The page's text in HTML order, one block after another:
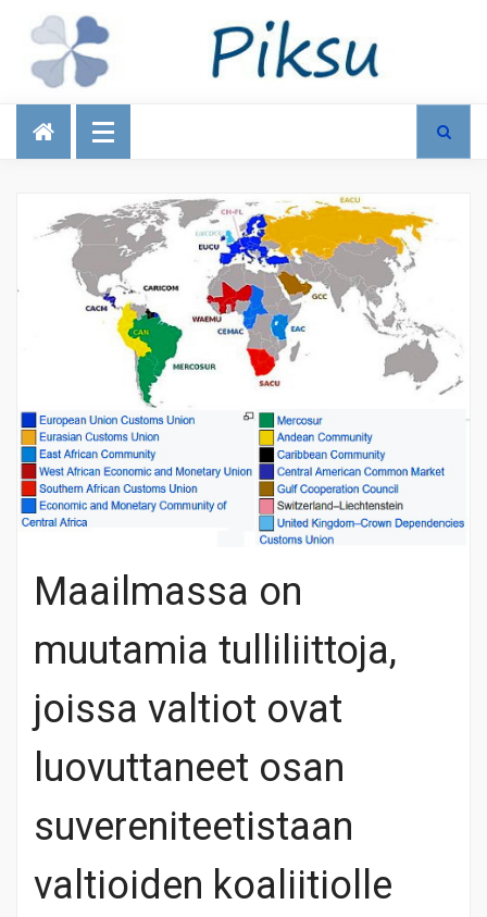
Talous
Maailmassa on
muutamia tulliliittoja,
joissa valtiot ovat
luovuttaneet osan
suvereniteetistaan
valtioiden koaliitiolle